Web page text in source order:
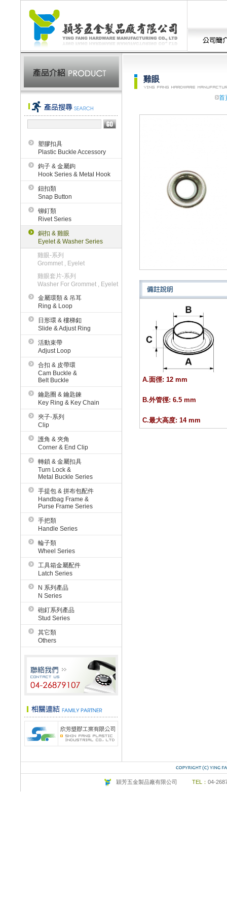
塑膠扣具
Plastic Buckle Accessory
鉤子 & 金屬鉤
Hook Series & Metal Hook
鈕扣類
Snap Button
铆釘類
Rivet Series
銅扣 & 雞眼
Eyelet & Washer Series
雞眼-系列
Grommet , Eyelet
雞眼套片-系列
Washer For Grommet , Eyelet
金屬環類 & 吊耳
Ring & Loop
日形環 & 樓梯釦
Slide & Adjust Ring
活動束帶
Adjust Loop
合扣 & 皮帶環
Cam Buckle &
Belt Buckle
鑰匙圈 & 鑰匙鍊
Key Ring & Key Chain
夾子-系列
Clip
護角 & 夾角
Corner & End Clip
轉鎖 & 金屬扣具
Turn Lock &
Metal Buckle Series
手提包 & 拼布包配件
Handbag Frame &
Purse Frame Series
手把類
Handle Series
輪子類
Wheel Series
工具箱金屬配件
Latch Series
N 系列產品
N Series
砲釘系列產品
Stud Series
其它類
Others
雞眼
首
A.面徑: 12 mm
B.外管徑: 6.5 mm
C.最大高度: 14 mm
穎芳五金製品廠有限公司 TEL： 04-